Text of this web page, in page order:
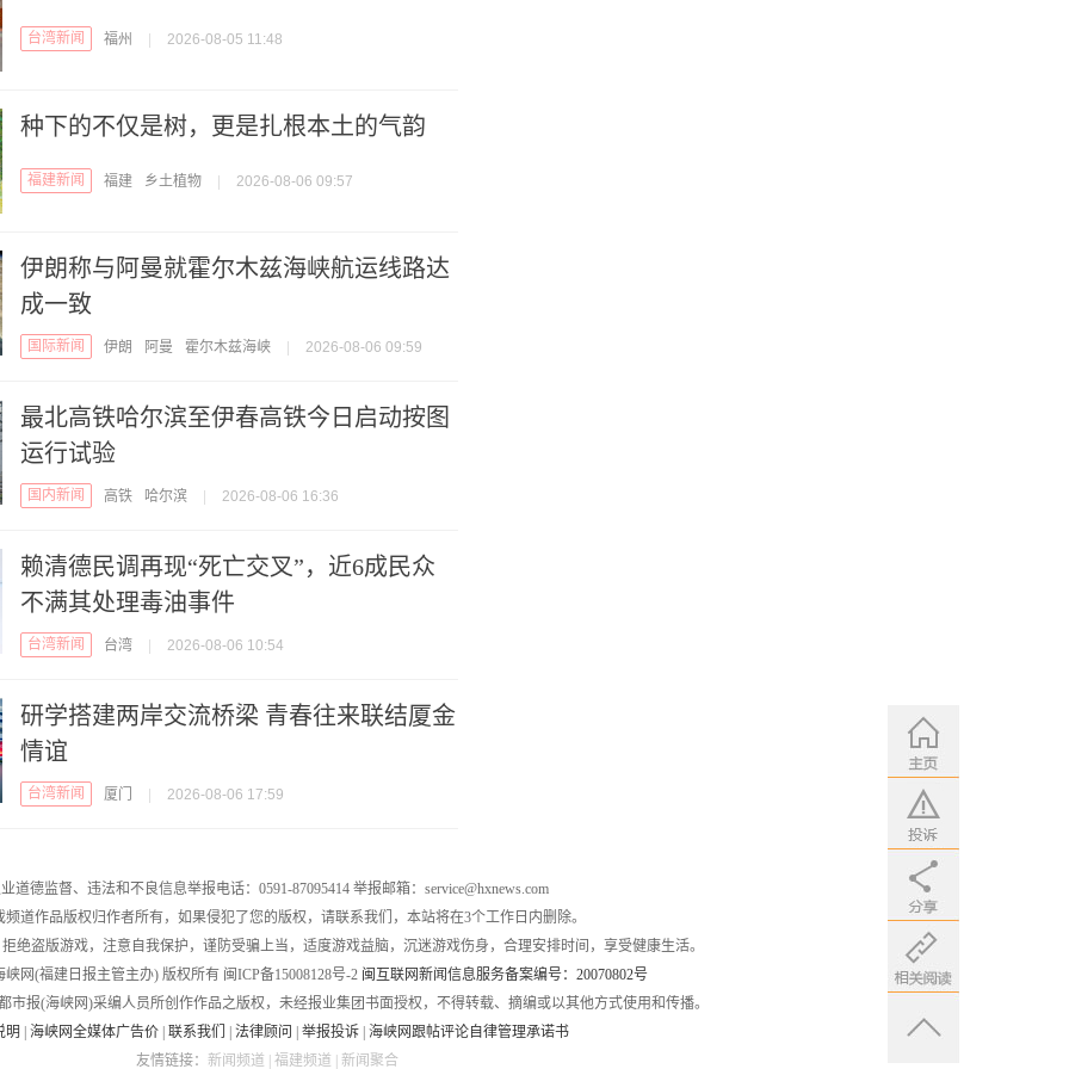
台湾新闻 福州 2026-08-05 11:48
种下的不仅是树，更是扎根本土的气韵
福建新闻 福建 乡土植物 2026-08-06 09:57
伊朗称与阿曼就霍尔木兹海峡航运线路达
成一致
国际新闻 伊朗 阿曼 霍尔木兹海峡 2026-08-06 09:59
最北高铁哈尔滨至伊春高铁今日启动按图
运行试验
国内新闻 高铁 哈尔滨 2026-08-06 16:36
赖清德民调再现“死亡交叉”，近6成民众
不满其处理毒油事件
台湾新闻 台湾 2026-08-06 10:54
研学搭建两岸交流桥梁 青春往来联结厦金
情谊
台湾新闻 厦门 2026-08-06 17:59
道德监督、违法和不良信息举报电话：0591-87095414 举报邮箱：service@hxnews.com
频道作品版权归作者所有，如果侵犯了您的版权，请联系我们，本站将在3个工作日内删除。
绝盗版游戏，注意自我保护，谨防受骗上当，适度游戏益脑，沉迷游戏伤身，合理安排时间，享受健康生活。
峡网(福建日报主管主办) 版权所有 闽ICP备15008128号-2 闽互联网新闻信息服务备案编号：20070802号
市报(海峡网)采编人员所创作作品之版权，未经报业集团书面授权，不得转载、摘编或以其他方式使用和传播。
明
海峡网全媒体广告价 联系我们 法律顾问 举报投诉
海峡网跟帖评论自律管理承诺书
友情链接： 新闻频道 福建频道 新闻聚合